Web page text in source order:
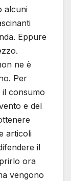
alcuni
Eppure
ne è
Per
il consumo
e del
articoli
il
ora
vengono